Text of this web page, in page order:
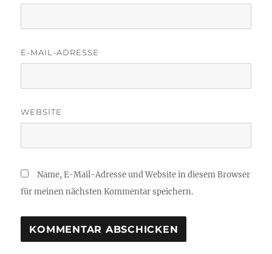
E-MAIL-ADRESSE
WEBSITE
Name, E-Mail-Adresse und Website in diesem Browser
für meinen nächsten Kommentar speichern.